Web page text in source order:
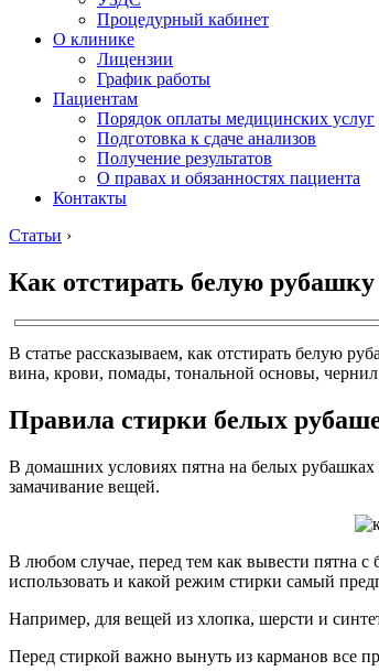
Процедурный кабинет
О клинике
Лицензии
График работы
Пациентам
Порядок оплаты медицинских услуг
Подготовка к сдаче анализов
Получение результатов
О правах и обязанностях пациента
Контакты
Статьи ›
Как отстирать белую
В статье рассказываем, как отстирать белую
вина, крови, помады, тональной основы,
Правила стирки белых
В домашних условиях пятна на белых
замачивание вещей.
В любом случае, перед тем как вывести пятна
использовать и какой режим стирки самый
Например, для вещей из хлопка, шерсти и
Перед стиркой важно вынуть из карманов все